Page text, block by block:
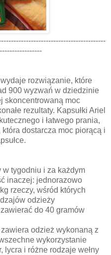
wydaje rozwiązanie, które
900 wyzwań w dziedzinie
skoncentrowaną moc
rezultaty. Kapsułki Ariel
i łatwego prania,
dostarcza moc piorącą i
w tygodniu i za każdym
inaczej: jednorazowo
rzeczy, wśród których
odzieży
do 40 gramów
odzież wykonaną z
wykorzystanie
lycra i różne rodzaje wełny